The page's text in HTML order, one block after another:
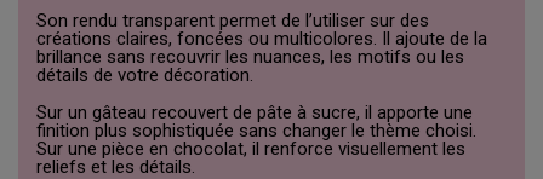
Son rendu transparent permet de l’utiliser sur des
créations claires, foncées ou multicolores. Il ajoute de la
brillance sans recouvrir les nuances, les motifs ou les
détails de votre décoration.
Sur un gâteau recouvert de pâte à sucre, il apporte une
finition plus sophistiquée sans changer le thème choisi.
Sur une pièce en chocolat, il renforce visuellement les
reliefs et les détails.